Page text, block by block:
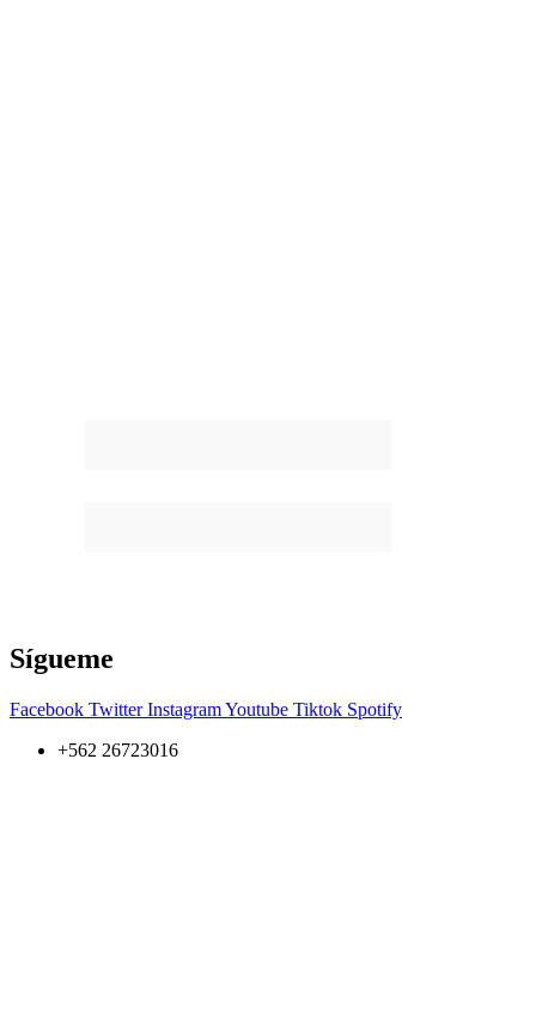
Sígueme
Facebook Twitter InstagramYoutube Tiktok Spotify
+562 26723016